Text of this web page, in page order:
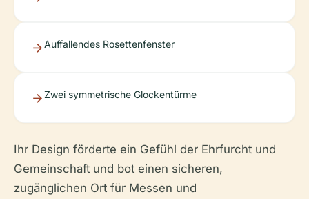
Auffallendes Rosettenfenster
Zwei symmetrische Glockentürme
Ihr Design förderte ein Gefühl der Ehrfurcht und
Gemeinschaft und bot einen sicheren,
zugänglichen Ort für Messen und